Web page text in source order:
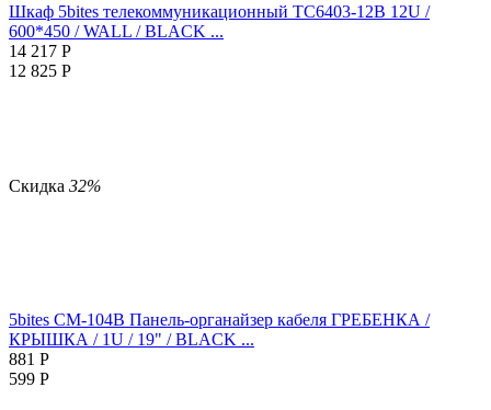
Шкаф 5bites телекоммуникационный TC6403-12B 12U /
600*450 / WALL / BLACK ...
14 217 Р
12 825 Р
Скидка 32%
5bites CM-104B Панель-органайзер кабеля ГРЕБЕНКА /
КРЫШКА / 1U / 19" / BLACK ...
881 Р
599 Р